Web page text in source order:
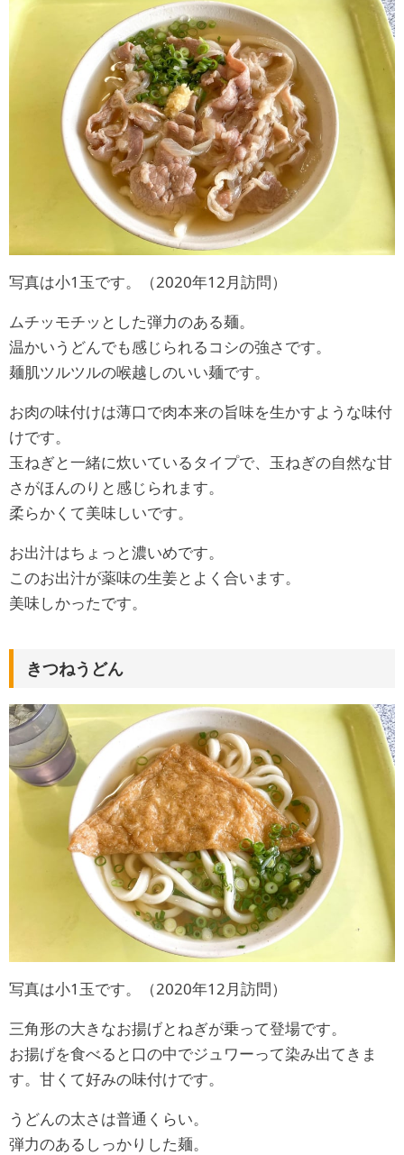
写真は小1玉です。（2020年12月訪問）
ムチッモチッとした弾力のある麺。
温かいうどんでも感じられるコシの強さです。
麺肌ツルツルの喉越しのいい麺です。
お肉の味付けは薄口で肉本来の旨味を生かすような味付
けです。
玉ねぎと一緒に炊いているタイプで、玉ねぎの自然な甘
さがほんのりと感じられます。
柔らかくて美味しいです。
お出汁はちょっと濃いめです。
このお出汁が薬味の生姜とよく合います。
美味しかったです。
きつねうどん
写真は小1玉です。（2020年12月訪問）
三角形の大きなお揚げとねぎが乗って登場です。
お揚げを食べると口の中でジュワーって染み出てきま
す。甘くて好みの味付けです。
うどんの太さは普通くらい。
弾力のあるしっかりした麺。